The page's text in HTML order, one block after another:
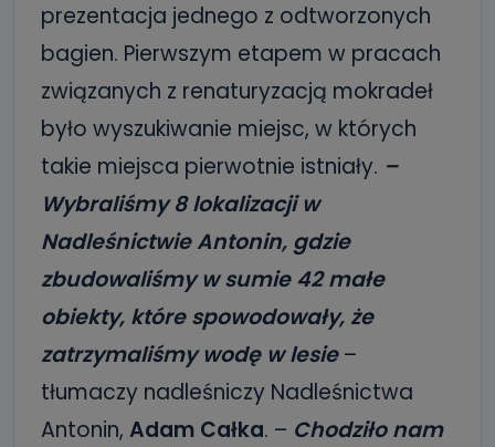
prezentacja jednego z odtworzonych
bagien. Pierwszym etapem w pracach
związanych z renaturyzacją mokradeł
było wyszukiwanie miejsc, w których
takie miejsca pierwotnie istniały. –
Wybraliśmy 8 lokalizacji w
Nadleśnictwie Antonin, gdzie
zbudowaliśmy w sumie 42 małe
obiekty, które spowodowały, że
zatrzymaliśmy wodę w lesie–
tłumaczy nadleśniczy Nadleśnictwa
Antonin, Adam Całka. – Chodziło nam